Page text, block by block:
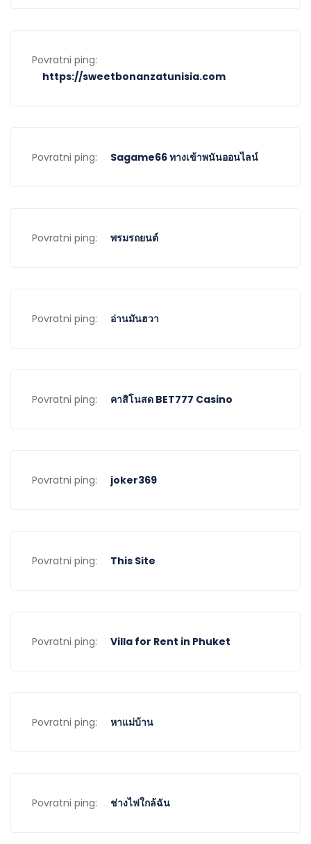
Povratni ping:
https://sweetbonanzatunisia.com
Povratni ping: Sagame66 ทางเข้าพนันออนไลน์
Povratni ping: พรมรถยนต์
Povratni ping: อ่านมันฮวา
Povratni ping: คาสิโนสด BET777 Casino
Povratni ping: joker369
Povratni ping: This Site
Povratni ping: Villa for Rent in Phuket
Povratni ping: หาแม่บ้าน
Povratni ping: ช่างไฟใกล้ฉัน